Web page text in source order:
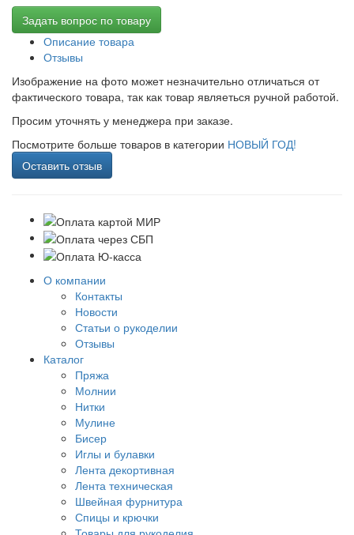
Задать вопрос по товару
Описание товара
Отзывы
Изображение на фото может незначительно отличаться от
фактического товара, так как товар являеться ручной работой.
Просим уточнять у менеджера при заказе.
Посмотрите больше товаров в категории НОВЫЙ ГОД!
Оставить отзыв
О компании
Контакты
Новости
Статьи о рукоделии
Отзывы
Каталог
Пряжа
Молнии
Нитки
Мулине
Бисер
Иглы и булавки
Лента декортивная
Лента техническая
Швейная фурнитура
Спицы и крючки